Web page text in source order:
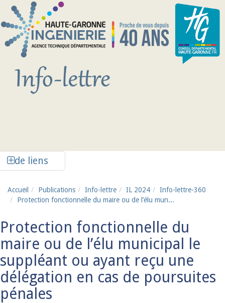
Aller au contenu principal
de liens
Accueil Publications Info-lettre IL 2024
Info-lettre-360
Protection fonctionnelle du maire ou de l’élu mun...
Protection fonctionnelle du
maire ou de l’élu municipal le
suppléant ou ayant reçu une
délégation en cas de poursuites
pénales